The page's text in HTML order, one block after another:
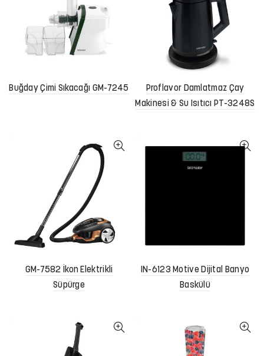
Buğday Çimi Sıkacağı GM-7245
Proflavor Damlatmaz Çay
Makinesi & Su Isıtıcı PT-3248S
GM-7582 İkon Elektrikli
Süpürge
IN-6123 Motive Dijital Banyo
Baskülü